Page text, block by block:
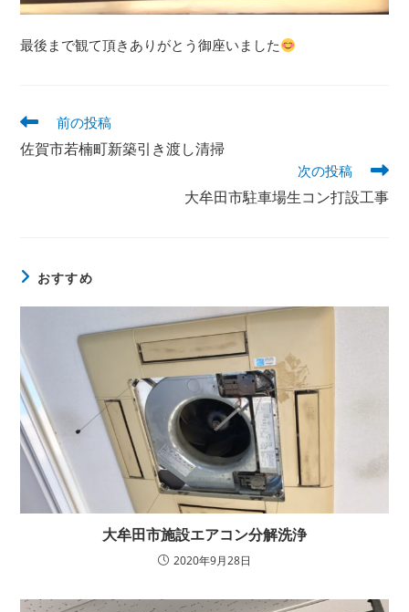
最後まで観て頂きありがとう御座いました
前の投稿
佐賀市若楠町新築引き渡し清掃
次の投稿
大牟田市駐車場生コン打設工事
おすすめ
大牟田市施設エアコン分解洗浄
2020年9月28日